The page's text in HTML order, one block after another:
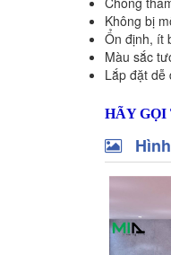
Không bị
Ổn định, ít
Màu sắc
Lắp đặt dễ
HÃY